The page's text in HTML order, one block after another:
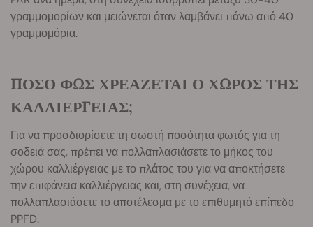
γραμμομορίων και μειώνεται όταν λαμβάνει πάνω από 40
γραμμομόρια.
ΠΟΣΟ ΦΩΣ ΧΡΕΑΖΕΤΑΙ Ο ΧΩΡΟΣ ΤΗΣ
ΚΑΛΛΙΕΡΓΕΙΑΣ;
Για να προσδιορίσετε τη σωστή ποσότητα φωτός για τη
σοδειά σας, πρέπει να πολλαπλασιάσετε το μήκος του
χώρου καλλιέργειας με το πλάτος του για να αποκτήσετε
την επιφάνεια καλλιέργειας και, στη συνέχεια, να
πολλαπλασιάσετε το αποτέλεσμα με το επιθυμητό επίπεδο
PPFD.